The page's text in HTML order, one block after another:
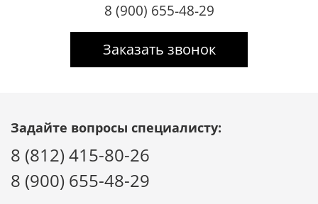
8 (900) 655-48-29
Заказать звонок
Задайте вопросы специалисту:
8 (812) 415-80-26
8 (900) 655-48-29